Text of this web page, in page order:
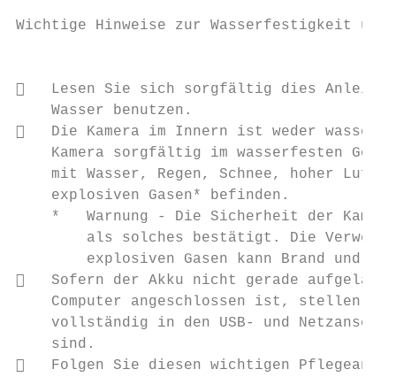
Wichtige Hinweise zur Wasserfestigkeit und
   Lesen Sie sich sorgfältig dies
    Wasser benutzen.
   Die Kamera im Innern ist weder
Kamera sorgfältig im wasserfesten
mit Wasser, Regen, Schnee, hoher
    explosiven Gasen* befinden.
*   Warnung - Die Sicherheit der
als solches bestätigt. Die
explosiven Gasen kann Brand und
   Sofern der Akku nicht gerade
Computer angeschlossen ist, stellen
vollständig in den USB- und
    sind.
   Folgen Sie diesen wichtigen